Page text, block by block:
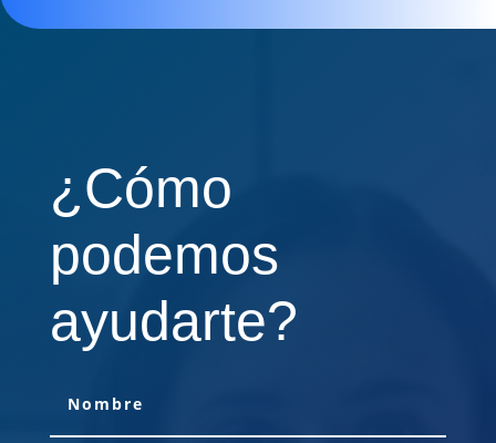
¿Cómo
podemos
ayudarte?